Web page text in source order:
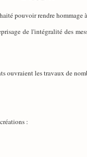
pouvoir rendre hommage
de l'intégralité des
ouvraient les travaux de
: